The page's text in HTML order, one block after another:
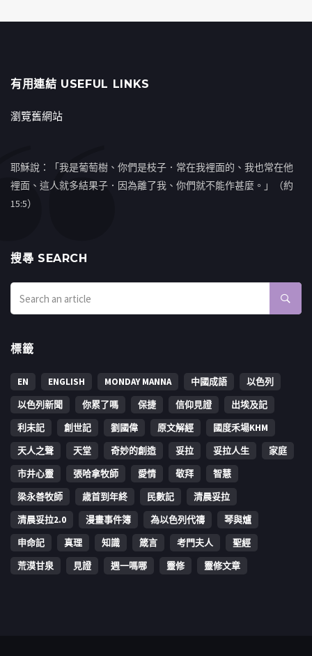
有用連結 USEFUL LINKS
瀏覽舊網站
耶穌說：「我是葡萄樹、你們是枝子．常在我裡面的、我也常在他
裡面、這人就多結果子．因為離了我、你們就不能作甚麼。」（約
15:5）
搜㝷 SEARCH
標籤
EN ENGLISH MONDAY MANNA 中國成語
以色列
以色列新聞
你累了嗎 保捷 信仰見證
出埃及記
利未記
創世記 劉國偉 原文解經
國度禾場KHM
天人之聲
天堂 奇妙的創造 妥拉 妥拉人生
家庭
市井心靈
張哈拿牧師 愛情 敬拜
智慧
梁永善牧師
歳首到年終 民數記
清晨妥拉
清晨妥拉2.0
漫畫事件簿 為以色列代禱
琴與爐
申命記
真理 知識 箴言 考門夫人
聖經
荒漠甘泉
見證 週一嗎哪 靈修 靈修文章